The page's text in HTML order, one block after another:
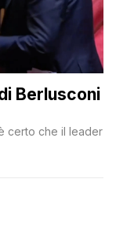
Berlusconi
certo che il leader